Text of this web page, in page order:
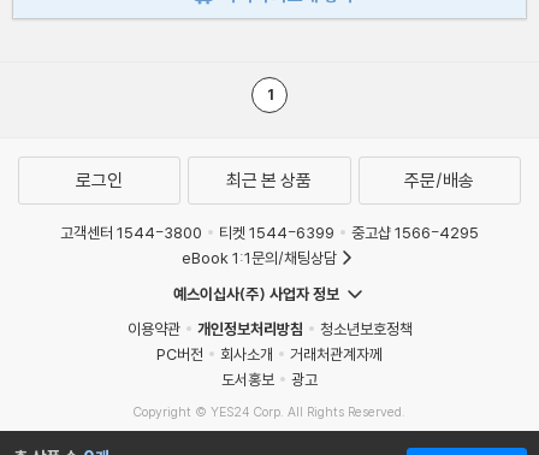
1
로그인 최근 본 상품 주문/배송
고객센터 1544-3800 티켓 1544-6399
중고샵 1566-4295
eBook 1:1문의/채팅상담
예스이십사(주) 사업자 정보
이용약관
개인정보처리방침
청소년보호정책
PC버전
회사소개
거래처관계자께
도서홍보
광고
Copyright © YES24 Corp. All Rights Reserved.
MATOM3